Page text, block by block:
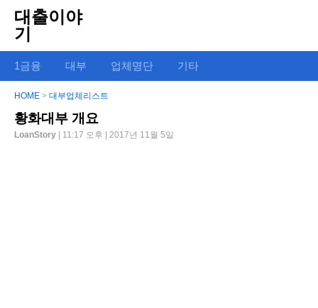
대출이야
기
1금융 대부 업체명단 기타
HOME > 대부업체리스트
황화대부 개요
LoanStory | 11:17 오후 | 2017년 11월 5일